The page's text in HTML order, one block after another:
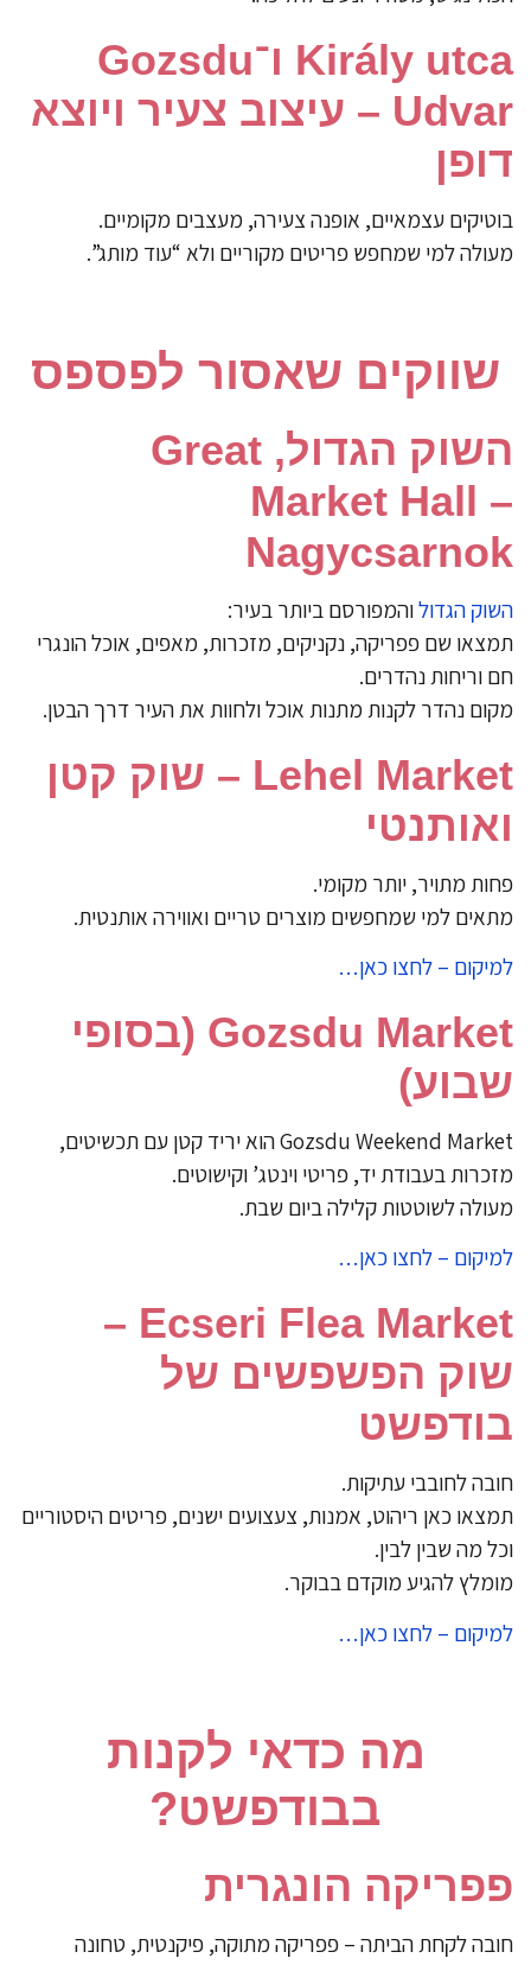
Király utca ו־Gozsdu
Udvar – עיצוב צעיר ויוצא
דופן
בוטיקים עצמאיים, אופנה צעירה, מעצבים מקומיים.
מעולה למי שמחפש פריטים מקוריים ולא “עוד מותג”.
שווקים שאסור לפספס
השוק הגדול, Great
Market Hall –
Nagycsarnok
השוק הגדולוהמפורסם ביותר בעיר:
תמצאו שם פפריקה, נקניקים, מזכרות, מאפים, אוכל הונגרי
חם וריחות נהדרים.
מקום נהדר לקנות מתנות אוכל ולחוות את העיר דרך הבטן.
Lehel Market – שוק קטן
ואותנטי
פחות מתויר, יותר מקומי.
מתאים למי שמחפשים מוצרים טריים ואווירה אותנטית.
למיקום – לחצו כאן…
Gozsdu Market (בסופי
שבוע)
Gozsdu Weekend Market הוא יריד קטן עם תכשיטים,
מזכרות בעבודת יד, פריטי וינטג’ וקישוטים.
מעולה לשוטטות קלילה ביום שבת.
למיקום – לחצו כאן…
Ecseri Flea Market –
שוק הפשפשים של
בודפשט
חובה לחובבי עתיקות.
תמצאו כאן ריהוט, אמנות, צעצועים ישנים, פריטים היסטוריים
וכל מה שבין לבין.
מומלץ להגיע מוקדם בבוקר.
למיקום – לחצו כאן…
מה כדאי לקנות
בבודפשט?
פפריקה הונגרית
חובה לקחת הביתה – פפריקה מתוקה, פיקנטית, טחונה